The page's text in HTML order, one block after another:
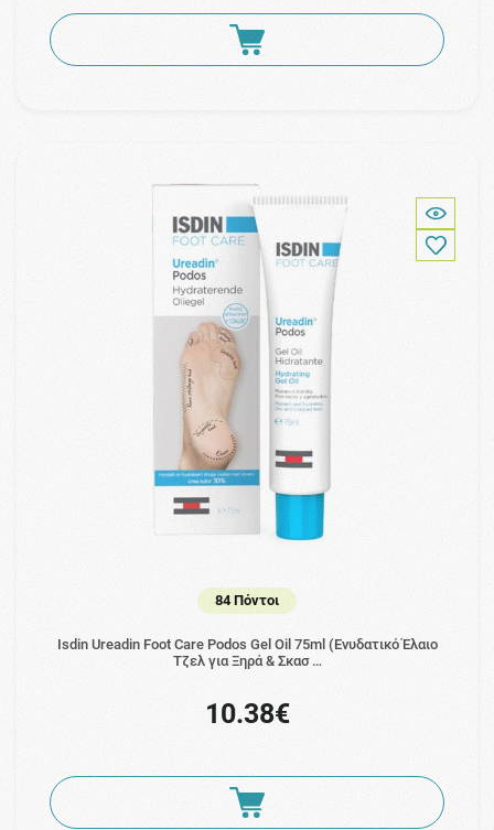
84 Πόντοι
Isdin Ureadin Foot Care Podos Gel Oil 75ml (Ενυδατικό Έλαιο
Τζελ για Ξηρά & Σκασ …
10.38€